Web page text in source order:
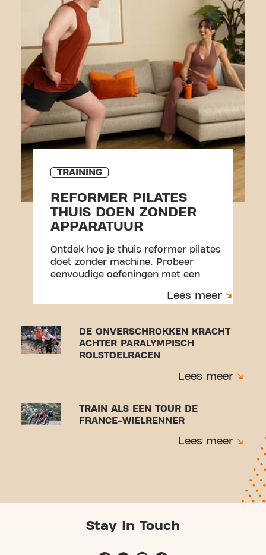
TRAINING
REFORMER PILATES
THUIS DOEN ZONDER
APPARATUUR
Ontdek hoe je thuis reformer pilates
doet zonder machine. Probeer
eenvoudige oefeningen met een
die perfect is voor beginners.Lees meer
DE ONVERSCHROKKEN KRACHT
ACHTER PARALYMPISCH
ROLSTOELRACEN
Lees meer
TRAIN ALS EEN TOUR DE
FRANCE-WIELRENNER
Lees meer
Stay In Touch